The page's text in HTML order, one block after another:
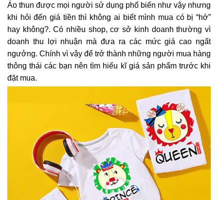
Áo thun được mọi người sử dụng phổ biến như vậy nhưng
khi hỏi đến giá tiền thì không ai biết mình mua có bị “hớ”
hay không?. Có nhiều shop, cơ sở kinh doanh thường vì
doanh thu lợi nhuận mà đưa ra các mức giá cao ngất
ngưởng. Chính vì vậy để trở thành những người mua hàng
thông thái các bạn nên tìm hiểu kĩ giá sản phẩm trước khi
đặt mua.